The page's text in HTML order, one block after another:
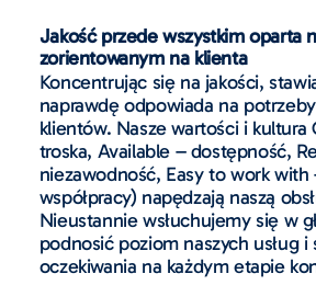
Jakość przede wszystkim oparta
zorientowanym na klienta
Koncentrując się na jakości,
naprawdę odpowiada na
klientów. Nasze wartości i kultura
troska, Available – dostępność,
niezawodność, Easy to work with
współpracy) napędzają naszą
Nieustannie wsłuchujemy się w
podnosić poziom naszych usług i
oczekiwania na każdym etapie